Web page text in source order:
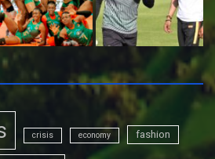
crisis economy fashion